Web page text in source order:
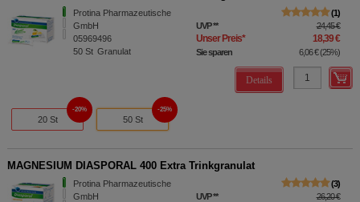
Protina Pharmazeutische
GmbH
05969496
50 St Granulat
1
UVP** 24,45 €
Unser Preis* 18,39 €
Sie sparen 6,06 €(25%)
Details
20 St
20%
50 St
25%
MAGNESIUM DIASPORAL 400 Extra Trinkgranulat
Protina Pharmazeutische
GmbH
3
UVP** 26,20 €